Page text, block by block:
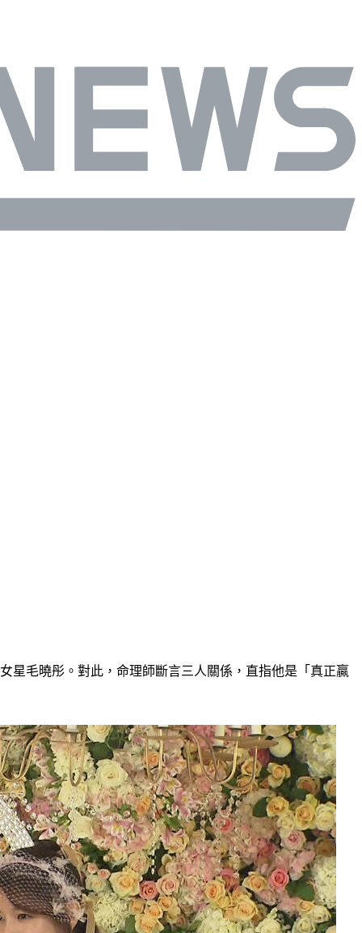
星毛曉彤。對此，命理師斷言三人關係，直指他是「真正贏